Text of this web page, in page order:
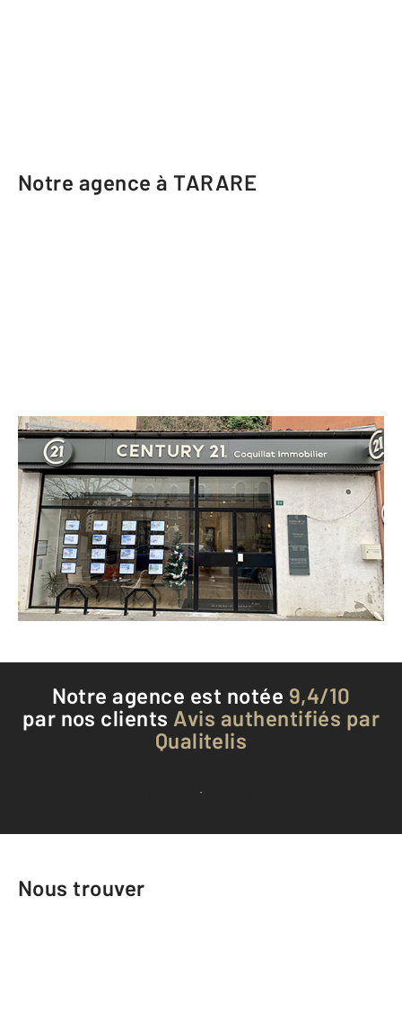
Notre agence à TARARE
CENTURY 21 Coquillat Immobilier
36 avenue Edouard Herriot
TARARE - 69170
Envoyer un message
Téléphoner à l'agence
Notre agence est notée 9,4/10
par nos clients Avis authentifiés par
Qualitelis
Voir tous les avis clients
Nous trouver